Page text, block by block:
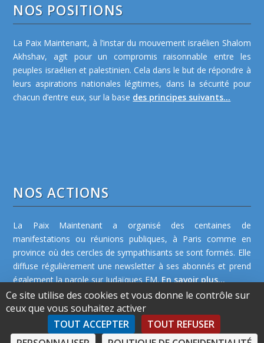
NOS POSITIONS
La Paix Maintenant, à l’instar du mouvement israélien Shalom
Akhshav, agit pour un compromis raisonnable entre les
peuples israélien et palestinien. Cela dans le but de répondre à
leurs aspirations nationales légitimes, dans la sécurité pour
chacun d’entre eux, sur la base des principes suivants...
NOS ACTIONS
La Paix Maintenant a organisé des centaines de
manifestations ou réunions publiques, à Paris comme en
province où des cercles de sympathisants se sont formés. Elle
diffuse régulièrement une newsletter à ses abonnés et prend
également la parole sur Judaïques FM.En savoir plus...
Ce site utilise des cookies et vous donne le contrôle sur
ceux que vous souhaitez activer
TOUT ACCEPTER
TOUT REFUSER